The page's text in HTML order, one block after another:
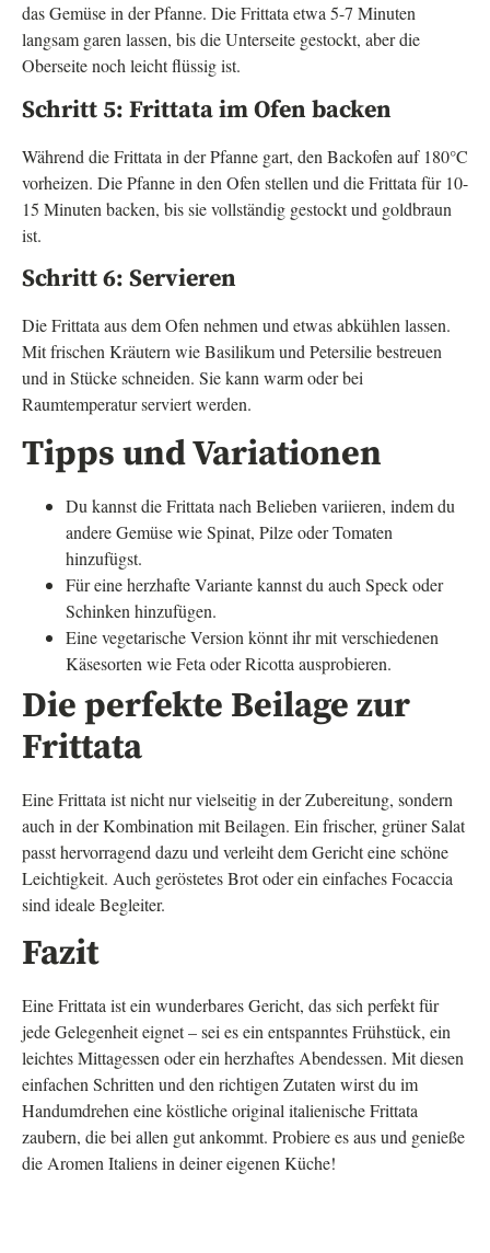
das Gemüse in der Pfanne. Die Frittata etwa 5-7 Minuten
langsam garen lassen, bis die Unterseite gestockt, aber die
Oberseite noch leicht flüssig ist.
Schritt 5: Frittata im Ofen backen
Während die Frittata in der Pfanne gart, den Backofen auf 180°C
vorheizen. Die Pfanne in den Ofen stellen und die Frittata für 10-
15 Minuten backen, bis sie vollständig gestockt und goldbraun
ist.
Schritt 6: Servieren
Die Frittata aus dem Ofen nehmen und etwas abkühlen lassen.
Mit frischen Kräutern wie Basilikum und Petersilie bestreuen
und in Stücke schneiden. Sie kann warm oder bei
Raumtemperatur serviert werden.
Tipps und Variationen
Du kannst die Frittata nach Belieben variieren, indem du
andere Gemüse wie Spinat, Pilze oder Tomaten
hinzufügst.
Für eine herzhafte Variante kannst du auch Speck oder
Schinken hinzufügen.
Eine vegetarische Version könnt ihr mit verschiedenen
Käsesorten wie Feta oder Ricotta ausprobieren.
Die perfekte Beilage zur
Frittata
Eine Frittata ist nicht nur vielseitig in der Zubereitung, sondern
auch in der Kombination mit Beilagen. Ein frischer, grüner Salat
passt hervorragend dazu und verleiht dem Gericht eine schöne
Leichtigkeit. Auch geröstetes Brot oder ein einfaches Focaccia
sind ideale Begleiter.
Fazit
Eine Frittata ist ein wunderbares Gericht, das sich perfekt für
jede Gelegenheit eignet – sei es ein entspanntes Frühstück, ein
leichtes Mittagessen oder ein herzhaftes Abendessen. Mit diesen
einfachen Schritten und den richtigen Zutaten wirst du im
Handumdrehen eine köstliche original italienische Frittata
zaubern, die bei allen gut ankommt. Probiere es aus und genieße
die Aromen Italiens in deiner eigenen Küche!